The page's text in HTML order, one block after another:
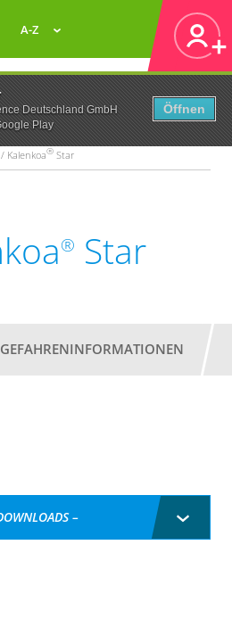
Deutschland GmbH
Play
Öffnen
A-Z
Kalenkoa® Star
® Star
GEFAHRENINFORMATIONEN
–